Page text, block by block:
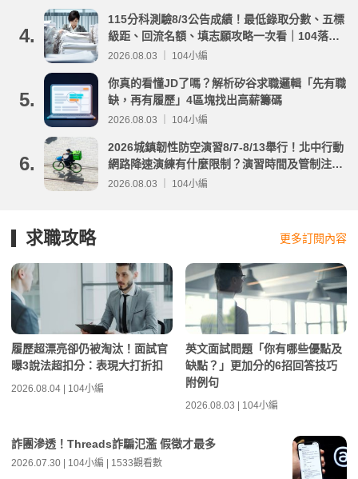
4.
115分科測驗8/3公告成績！最低錄取分數、五標
級距、回流名額、填志願攻略一次看｜104落點
分析
2026.08.03 ｜ 104小編
5.
你真的看懂JD了嗎？解析矽谷求職邏輯「先有職
缺，再有履歷」4區塊找出高薪籌碼
2026.08.03 ｜ 104小編
6.
2026城鎮韌性防空演習8/7-8/13舉行！北中行動
網路降速演練有什麼限制？演習時間及管制注意
事項整理
2026.08.03 ｜ 104小編
求職攻略 更多訂閱內容
履歷超漂亮卻仍被淘汰！面試官
曝3說法超扣分：表現大打折扣
2026.08.04 | 104小編
英文面試問題「你有哪些優點及
缺點？」更加分的6招回答技巧
附例句
2026.08.03 | 104小編
詐團滲透！Threads詐騙氾濫 假徵才最多
2026.07.30 | 104小編 | 1533觀看數